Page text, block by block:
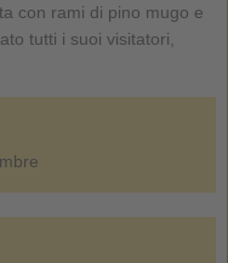
con rami di pino mugo e
tutti i suoi visitatori,